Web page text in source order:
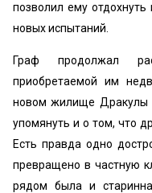
позволил ему
новых испытаний.
Граф продолжал
приобретаемой им
новом жилище Дракулы
упомянуть и о том, что
Есть правда одно
превращено в частную
рядом была и